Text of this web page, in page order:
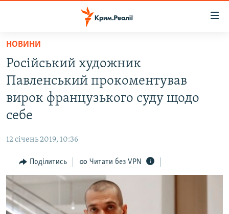
Перейти
основного
матеріалу
до
основної
Перейти
пошуку
ВІДЕО ТА ФОТО
ПОЛІТИКА
ІНТЕРВ'Ю
ВСЕ ЗА ДЕНЬ
СПЕЦПРОЕКТИ
НОВИНИ
Російський художник
Павленський прокоментував
вирок французького суду щодо
себе
12 січень 2019, 10:36
Поділитись Читати без VPN